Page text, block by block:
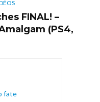
FINAL! –
(PS4,